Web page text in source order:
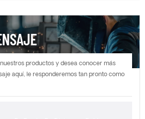
productos y desea conocer más
aquí, le responderemos tan pronto como